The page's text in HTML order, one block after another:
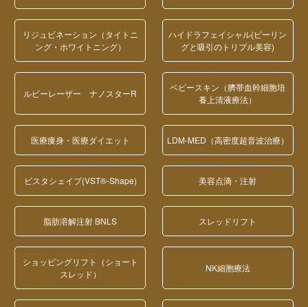
リジュビネーション（タイトニ
ング・ホワイトニング）
ハイドラフェイシャル(ピーリン
グと吸引のトリプル美容)
ルビーレーザー ナノスターR
ベビースキン（臍帯血幹細胞培
養上清液療法）
医療痩身・医療ダイエット LDM-MED（高密度超音波治療）
ビスタシェイプ(VST®-Shape) 美容点滴・注射
脂肪溶解注射 BNLS スレッドリフト
ショッピングリフト（ショート
スレッド）
NK細胞療法